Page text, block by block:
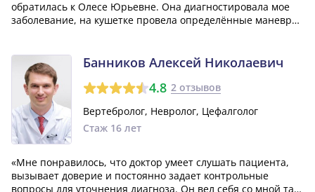
обратилась к Олесе Юрьевне. Она диагностировала мое
заболевание, на кушетке провела определённые маневры,
прошло. Я очень рада своему выздоров...»
Банников Алексей Николаевич
4.8 2 отзывов
Вертебролог, Невролог, Цефалголог
Стаж 16 лет
«Мне понравилось, что доктор умеет слушать пациента,
вызывает доверие и постоянно задает контрольные
вопросы для уточнения диагноза. Он вел себя со мной так,